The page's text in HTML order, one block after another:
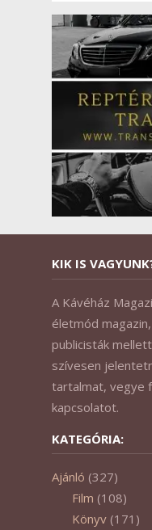
KIK IS
A Kávéház
életmód
publicisták
szívesen
tartalmat, vegye
kapcsolatot.
KATEGÓRIA:
Ajánló (327)
Film (108)
Könyv (171)